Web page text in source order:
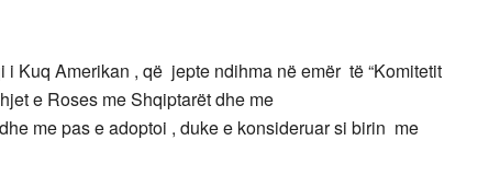
Kuq Amerikan , që jepte ndihma në emër të “Komitetit
e Roses me Shqiptarët dhe me
me pas e adoptoi , duke e konsideruar si birin me